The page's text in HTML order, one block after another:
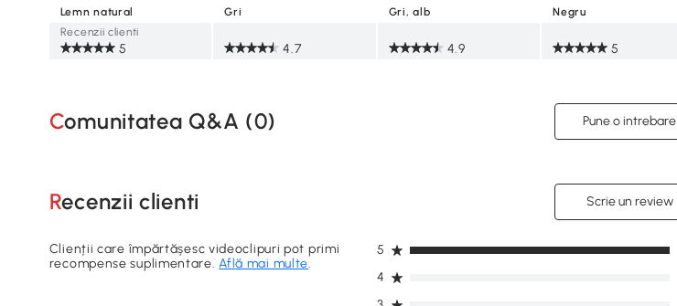
Recenzii clienti
Lemn natural
5
Gri
4.7
Gri, alb
4.9
Negru
5
Comunitatea Q&A (0) Pune o intrebare
Recenzii clienti Scrie un review
Clienții care împărtășesc videoclipuri pot primi
recompense suplimentare.Află mai multe.
4
5